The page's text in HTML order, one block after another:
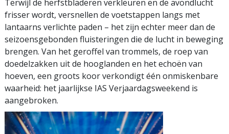
Terwijl de herfstbladeren verkleuren en de avondlucht
frisser wordt, versnellen de voetstappen langs met
lantaarns verlichte paden – het zijn echter meer dan de
seizoensgebonden fluisteringen die de lucht in beweging
brengen. Van het geroffel van trommels, de roep van
doedelzakken uit de hooglanden en het echoën van
hoeven, een groots koor verkondigt één onmiskenbare
waarheid: het jaarlijkse IAS Verjaardagsweekend is
aangebroken.